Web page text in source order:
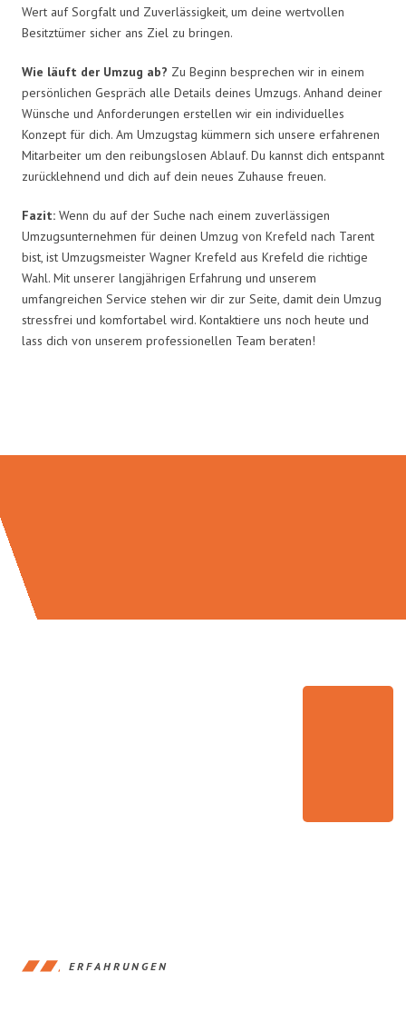
Wert auf Sorgfalt und Zuverlässigkeit, um deine wertvollen
Besitztümer sicher ans Ziel zu bringen.
Wie läuft der Umzug ab? Zu Beginn besprechen wir in einem
persönlichen Gespräch alle Details deines Umzugs. Anhand deiner
Wünsche und Anforderungen erstellen wir ein individuelles
Konzept für dich. Am Umzugstag kümmern sich unsere erfahrenen
Mitarbeiter um den reibungslosen Ablauf. Du kannst dich entspannt
zurücklehnend und dich auf dein neues Zuhause freuen.
Fazit: Wenn du auf der Suche nach einem zuverlässigen
Umzugsunternehmen für deinen Umzug von Krefeld nach Tarent
bist, ist Umzugsmeister Wagner Krefeld aus Krefeld die richtige
Wahl. Mit unserer langjährigen Erfahrung und unserem
umfangreichen Service stehen wir dir zur Seite, damit dein Umzug
stressfrei und komfortabel wird. Kontaktiere uns noch heute und
lass dich von unserem professionellen Team beraten!
ERFAHRUNGEN